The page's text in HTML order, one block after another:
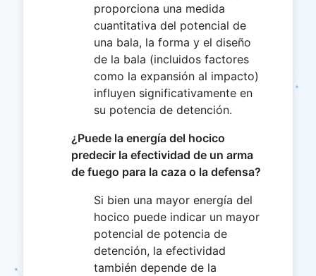
proporciona una medida
cuantitativa del potencial de
una bala, la forma y el diseño
de la bala (incluidos factores
como la expansión al impacto)
influyen significativamente en
su potencia de detención.
¿Puede la energía del hocico
predecir la efectividad de un arma
de fuego para la caza o la defensa?
Si bien una mayor energía del
hocico puede indicar un mayor
potencial de potencia de
detención, la efectividad
también depende de la